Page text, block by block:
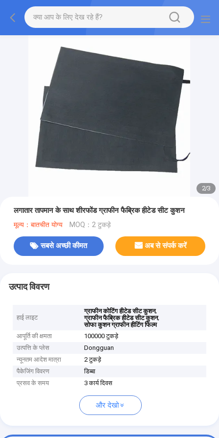
2/3
लगातार तापमान के साथ शीरफोंड ग्राफीन फैब्रिक हीटेड सीट कुशन
मूल्य：बातचीत योग्य MOQ：2 टुकड़े
सबसे अच्छी कीमत अब से संपर्क करें
उत्पाद विवरण
हाई लाइट
ग्राफीन कोटिंग हीटेड सीट कुशन,
ग्राफीन फैब्रिक हीटेड सीट कुशन,
सोफा कुशन ग्राफीन हीटिंग फिल्म
आपूर्ति की क्षमता
100000 टुकड़े
उत्पत्ति के प्लेस
Dongguan
न्यूनतम आदेश मात्रा
2 टुकड़े
पैकेजिंग विवरण
डिब्बा
प्रसव के समय
3 कार्य दिवस
और देखो